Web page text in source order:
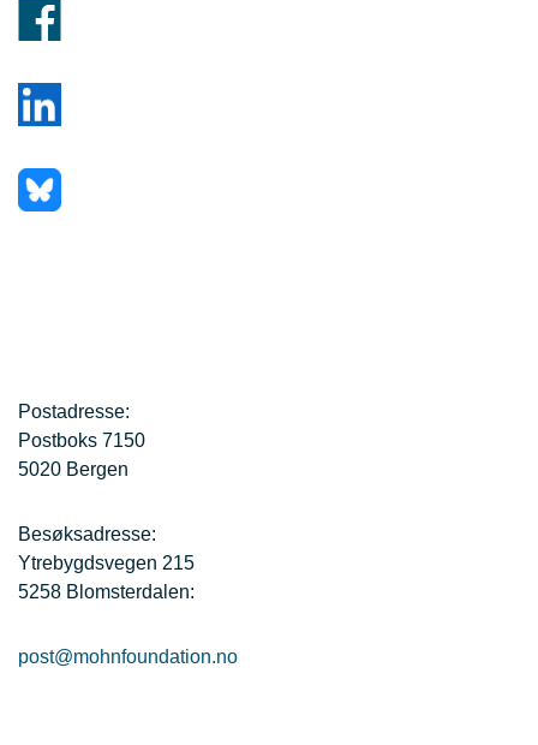
Postadresse:
Postboks 7150
5020 Bergen
Besøksadresse:
Ytrebygdsvegen 215
5258 Blomsterdalen:
post@mohnfoundation.no